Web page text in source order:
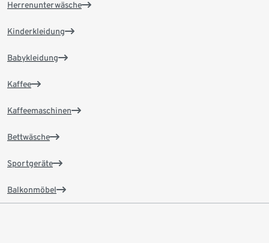
Herrenunterwäsche
Kinderkleidung
Babykleidung
Kaffee
Kaffeemaschinen
Bettwäsche
Sportgeräte
Balkonmöbel